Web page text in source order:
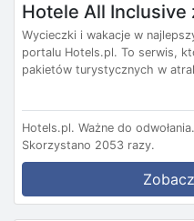
Hotele All Inclusive
Wycieczki i wakacje w
portalu Hotels.pl. To serwis,
pakietów turystycznych w
Hotels.pl. Ważne do odwołania.
Skorzystano 2053 razy.